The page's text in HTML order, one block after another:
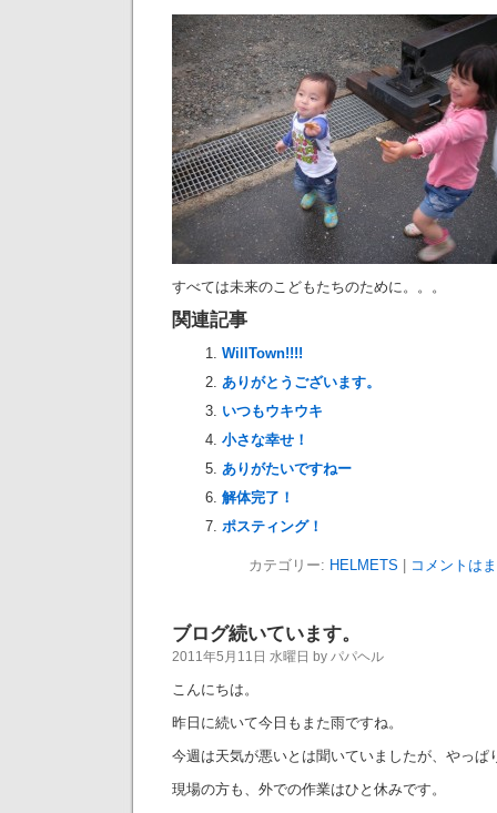
すべては未来のこどもたちのために。。。
関連記事
WillTown!!!!
ありがとうございます。
いつもウキウキ
小さな幸せ！
ありがたいですねー
解体完了！
ポスティング！
カテゴリー: HELMETS コメントは
ブログ続いています。
2011年5月11日 水曜日 by パパヘル
こんにちは。
昨日に続いて今日もまた雨ですね。
今週は天気が悪いとは聞いていましたが、やっぱ
現場の方も、外での作業はひと休みです。